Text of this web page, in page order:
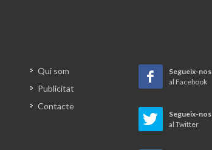
Qui som
Publicitat
Contacte
Segueix-nos
al Facebook
Segueix-nos
al Twitter